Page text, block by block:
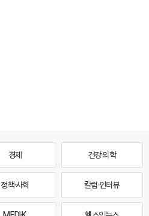
경제 건강·의학
정책·사회 칼럼·인터뷰